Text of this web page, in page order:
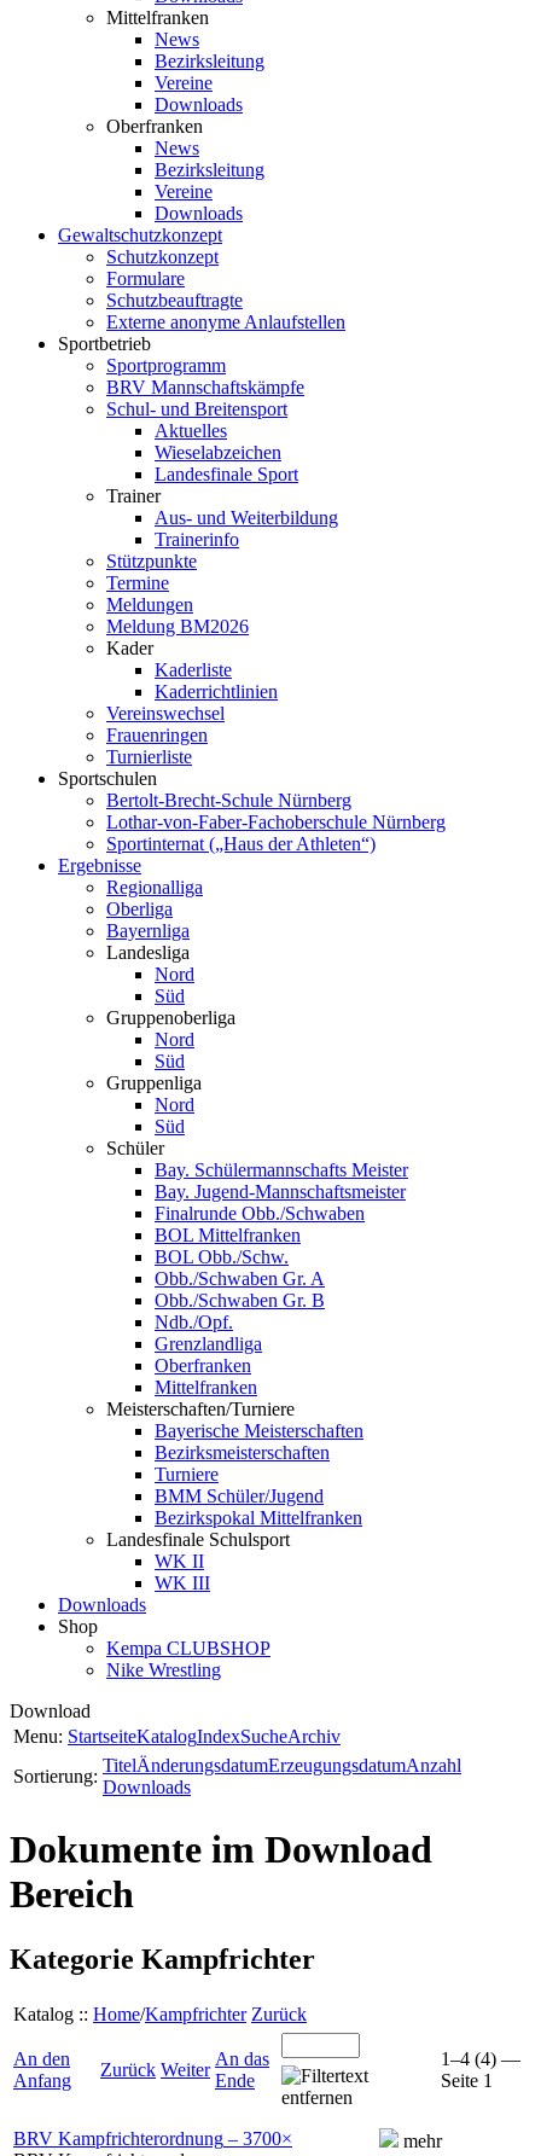
Mittelfranken
News
Bezirksleitung
Vereine
Downloads
Oberfranken
News
Bezirksleitung
Vereine
Downloads
Gewaltschutzkonzept
Schutzkonzept
Formulare
Schutzbeauftragte
Externe anonyme Anlaufstellen
Sportbetrieb
Sportprogramm
BRV Mannschaftskämpfe
Schul- und Breitensport
Aktuelles
Wieselabzeichen
Landesfinale Sport
Trainer
Aus- und Weiterbildung
Trainerinfo
Stützpunkte
Termine
Meldungen
Meldung BM2026
Kader
Kaderliste
Kaderrichtlinien
Vereinswechsel
Frauenringen
Turnierliste
Sportschulen
Bertolt-Brecht-Schule Nürnberg
Lothar-von-Faber-Fachoberschule Nürnberg
Sportinternat („Haus der Athleten“)
Ergebnisse
Regionalliga
Oberliga
Bayernliga
Landesliga
Nord
Süd
Gruppenoberliga
Nord
Süd
Gruppenliga
Nord
Süd
Schüler
Bay. Schülermannschafts Meister
Bay. Jugend-Mannschaftsmeister
Finalrunde Obb./Schwaben
BOL Mittelfranken
BOL Obb./Schw.
Obb./Schwaben Gr. A
Obb./Schwaben Gr. B
Ndb./Opf.
Grenzlandliga
Oberfranken
Mittelfranken
Meisterschaften/Turniere
Bayerische Meisterschaften
Bezirksmeisterschaften
Turniere
BMM Schüler/Jugend
Bezirkspokal Mittelfranken
Landesfinale Schulsport
WK II
WK III
Downloads
Shop
Kempa CLUBSHOP
Nike Wrestling
Download
Menu: StartseiteKatalogIndexSucheArchiv
Sortierung:
TitelÄnderungsdatumErzeugungsdatumAnzahl
Downloads
Dokumente im Download
Bereich
Kategorie Kampfrichter
Katalog :: Home/Kampfrichter Zurück
An den
Anfang
Zurück Weiter
An das
Ende
1–4 (4) —
Seite 1
BRV Kampfrichterordnung – 3700×
mehr